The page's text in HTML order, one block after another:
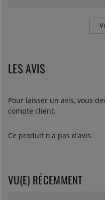
LES AVIS
Pour laisser un avis, vous
compte client.
Ce produit n'a pas d'avis.
VU(E) RÉCEMMENT